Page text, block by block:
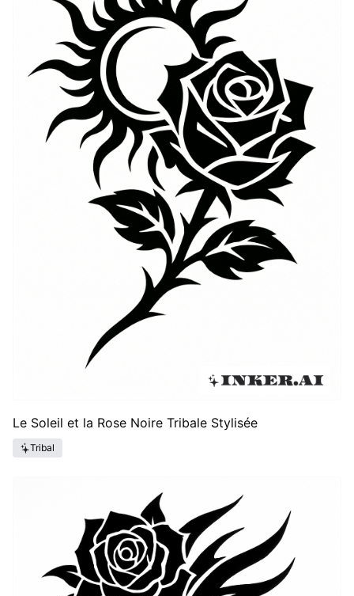
Le Soleil et la Rose Noire Tribale Stylisée
Tribal